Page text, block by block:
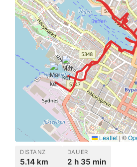
Leaflet |©
DISTANZ
5.14 km
DAUER
2 h 35 min